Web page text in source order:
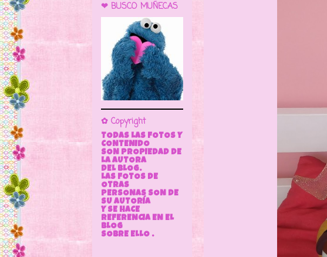
❤ BUSCO MUÑECAS
✿ Copyright
TODAS LAS FOTOS Y
CONTENIDO
SON PROPIEDAD DE
LA AUTORA
DEL BLOG.
LAS FOTOS DE
OTRAS
PERSONAS SON DE
SU AUTORÍA
Y SE HACE
REFERENCIA EN EL
BLOG
SOBRE ELLO .